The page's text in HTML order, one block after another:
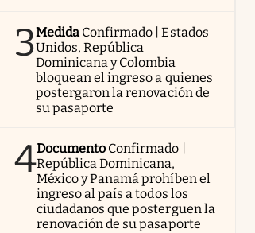
3Medida Confirmado | Estados
Unidos, República
Dominicana y Colombia
bloquean el ingreso a quienes
postergaron la renovación de
su pasaporte
4Documento Confirmado |
República Dominicana,
México y Panamá prohíben el
ingreso al país a todos los
ciudadanos que posterguen la
renovación de su pasaporte